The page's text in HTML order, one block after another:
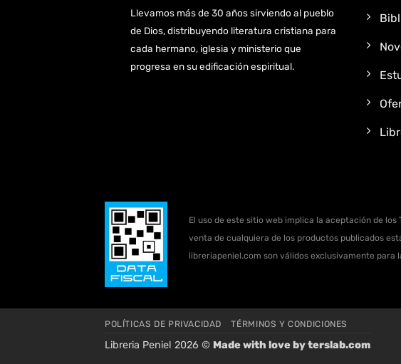
Llevamos más de 30 años sirviendo al pueblo
de Dios, distribuyendo literatura cristiana para
cada hermano, iglesia y ministerio que
progresa en su edificación espiritual.
El uso de este sitio web implica la aceptación de
venta de cualquiera de los productos publicados
libreriapeniel.com son válidos exclusivamente
POLÍTICAS DE PRIVACIDAD TÉRMINOS Y CONDICIONES
Libreria Peniel 2026 © Made with love byterslab.com